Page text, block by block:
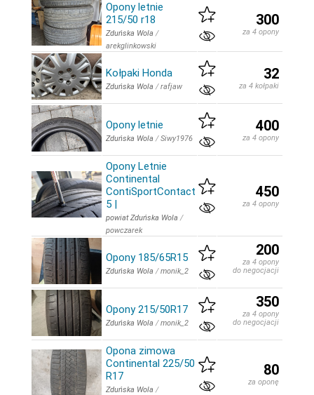
Opony letnie
215/50 r18
Zduńska Wola /
arekglinkowski
300
za 4 opony
Kołpaki Honda
Zduńska Wola /rafjaw
32
za 4 kołpaki
Opony letnie
Zduńska Wola /Siwy1976
400
za 4 opony
Opony Letnie
Continental
ContiSportContact
5 |
powiat Zduńska Wola /
powczarek
450
za 4 opony
Opony 185/65R15
Zduńska Wola /monik_2
200
za 4 opony
do negocjacji
Opony 215/50R17
Zduńska Wola /monik_2
350
za 4 opony
do negocjacji
Opona zimowa
Continental 225/50
R17
Zduńska Wola /
80
za oponę